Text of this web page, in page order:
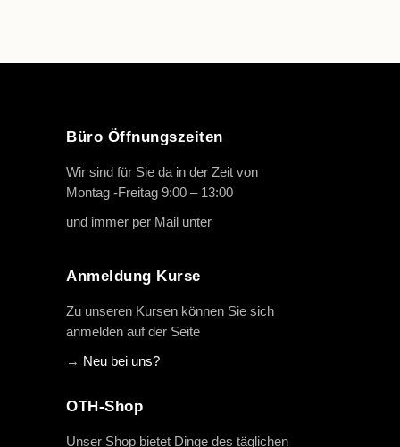
Büro Öffnungszeiten
Wir sind für Sie da in der Zeit von
Montag -Freitag 9:00 – 13:00
und immer per Mail unter
Anmeldung Kurse
Zu unseren Kursen können Sie sich
anmelden auf der Seite
→ Neu bei uns?
OTH-Shop
Unser Shop bietet Dinge des täglichen